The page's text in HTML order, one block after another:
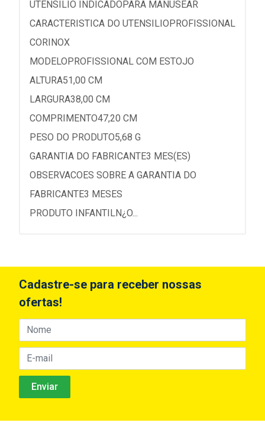
UTENSILIO INDICADOPARA MANUSEAR
CARACTERISTICA DO UTENSILIOPROFISSIONAL
CORINOX
MODELOPROFISSIONAL COM ESTOJO
ALTURA51,00 CM
LARGURA38,00 CM
COMPRIMENTO47,20 CM
PESO DO PRODUTO5,68 G
GARANTIA DO FABRICANTE3 MES(ES)
OBSERVACOES SOBRE A GARANTIA DO
FABRICANTE3 MESES
PRODUTO INFANTILN¿O...
Cadastre-se para receber nossas
ofertas!